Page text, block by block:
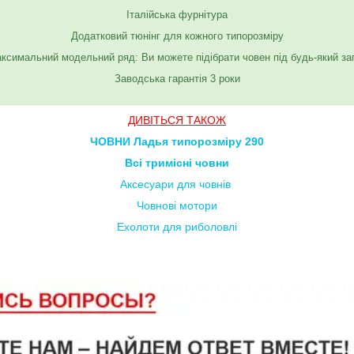
Італійська фурнітура
Додатковий тюнінг для кожного типорозміру
модельний ряд: Ви можете підібрати човен під будь-який
Заводська гарантія 3 роки
ДИВІТЬСЯ ТАКОЖ
ЧОВНИ Ладья типорозміру 290
Всі тримісні човни
Аксесуари для човнів
Човнові мотори
Ехолоти для риболовлі